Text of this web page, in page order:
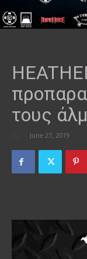
τους
June 27, 2019